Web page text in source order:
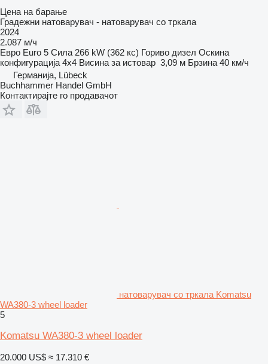
Цена на барање
Градежни натоварувач - натоварувач со тркала
2024
2.087 м/ч
Евро Euro 5 Сила 266 kW (362 кс) Гориво дизел Оскина
конфигурација 4x4 Висина за истовар 3,09 м Брзина 40 км/ч
Германија, Lübeck
Buchhammer Handel GmbH
Контактирајте го продавачот
натоварувач со тркала Komatsu
WA380-3 wheel loader
5
Komatsu WA380-3 wheel loader
20.000 US$ ≈ 17.310 €